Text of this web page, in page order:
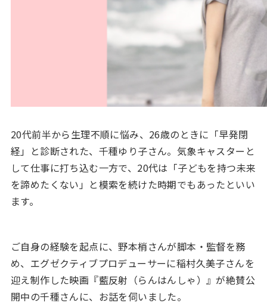
20代前半から生理不順に悩み、26歳のときに「早発閉
経」と診断された、千種ゆり子さん。気象キャスターと
して仕事に打ち込む一方で、20代は「子どもを持つ未来
を諦めたくない」と模索を続けた時期でもあったといい
ます。
ご自身の経験を起点に、野本梢さんが脚本・監督を務
め、エグゼクティブプロデューサーに稲村久美子さんを
迎え制作した映画『藍反射（らんはんしゃ）』が絶賛公
開中の千種さんに、お話を伺いました。